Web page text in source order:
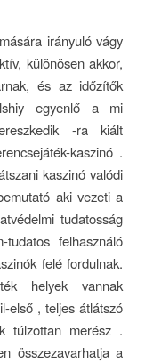
irányuló vágy
különösen akkor,
és az időzítők
egyenlő a mi
-ra kiált
kaszinó .
kaszinó valódi
aki vezeti a
tudatosság
felhasználó
felé fordulnak.
helyek vannak
első , teljes átlátszó
túlzottan merész .
összezavarhatja a